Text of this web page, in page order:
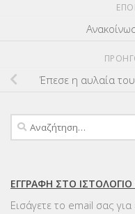
Έπεσε η αυλαία
Αναζήτηση
για:
ΕΓΓΡΑΦΉ ΣΤΟ
Εισάγετε το email σας